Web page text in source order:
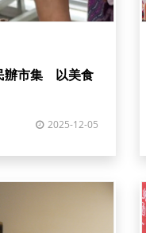
辦市集 以美食
2025-12-05